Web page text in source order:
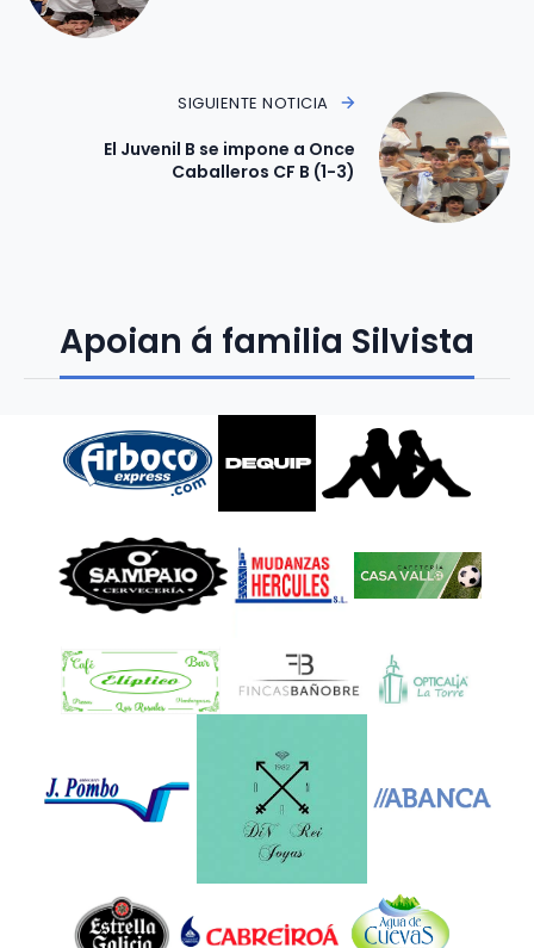
SIGUIENTE NOTICIA
El Juvenil B se impone a Once
Caballeros CF B (1-3)
Apoian á familia Silvista